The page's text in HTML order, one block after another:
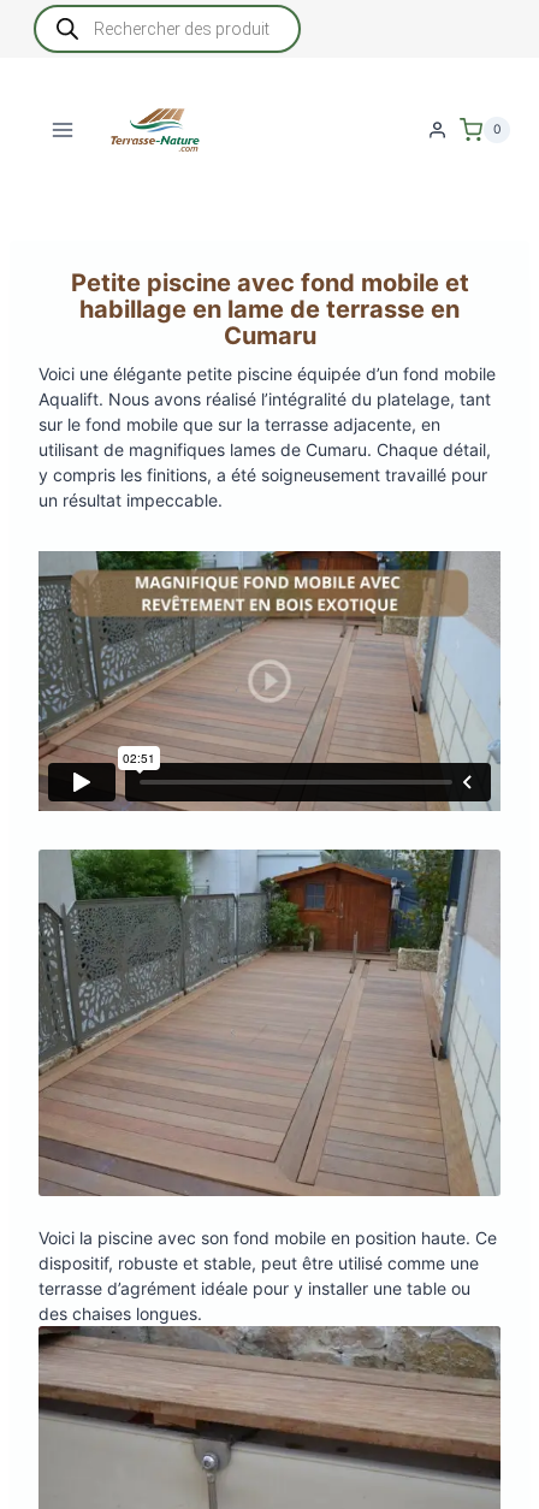
Recherche
de
produits
0
Petite piscine avec fond mobile et
habillage en lame de terrasse en
Cumaru
Voici une élégante petite piscine équipée d’un fond mobile
Aqualift. Nous avons réalisé l’intégralité du platelage, tant
sur le fond mobile que sur la terrasse adjacente, en
utilisant de magnifiques lames de Cumaru. Chaque détail,
y compris les finitions, a été soigneusement travaillé pour
un résultat impeccable.
Voici la piscine avec son fond mobile en position haute. Ce
dispositif, robuste et stable, peut être utilisé comme une
terrasse d’agrément idéale pour y installer une table ou
des chaises longues.